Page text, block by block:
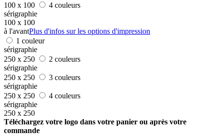
100 x 100
4 couleurs
sérigraphie
100 x 100
à l'avantPlus d'infos sur les options d'impression
1 couleur
sérigraphie
250 x 250
2 couleurs
sérigraphie
250 x 250
3 couleurs
sérigraphie
250 x 250
4 couleurs
sérigraphie
250 x 250
Téléchargez votre logo dans votre panier ou après votre
commande